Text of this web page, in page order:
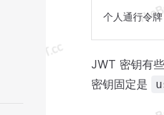
个人通行令牌
JWT 密钥有
密钥固定是